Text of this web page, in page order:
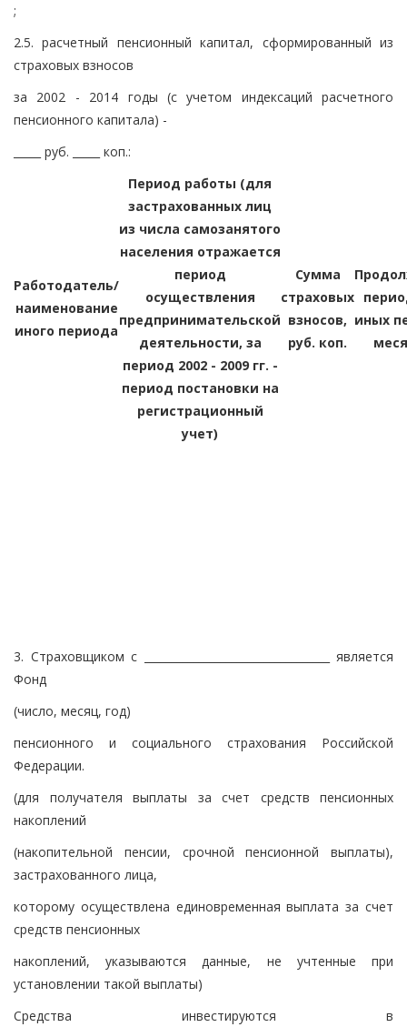
;
2.5. расчетный пенсионный капитал, сформированный из
страховых взносов
за 2002 - 2014 годы (с учетом индексаций расчетного
пенсионного капитала) -
_____ руб. _____ коп.:
Работодатель/
наименование
иного периода
Период работы (для
застрахованных лиц
из числа самозанятого
населения отражается
период
осуществления
предпринимательской
деятельности, за
период 2002 - 2009 гг. -
период постановки на
регистрационный
учет)
Сумма
страховых
взносов,
руб. коп.
иных
3. Страховщиком с __________________________________ является
Фонд
(число, месяц, год)
пенсионного и социального страхования Российской
Федерации.
(для получателя выплаты за счет средств пенсионных
накоплений
(накопительной пенсии, срочной пенсионной выплаты),
застрахованного лица,
которому осуществлена единовременная выплата за счет
средств пенсионных
накоплений, указываются данные, не учтенные при
установлении такой выплаты)
Средства инвестируются в